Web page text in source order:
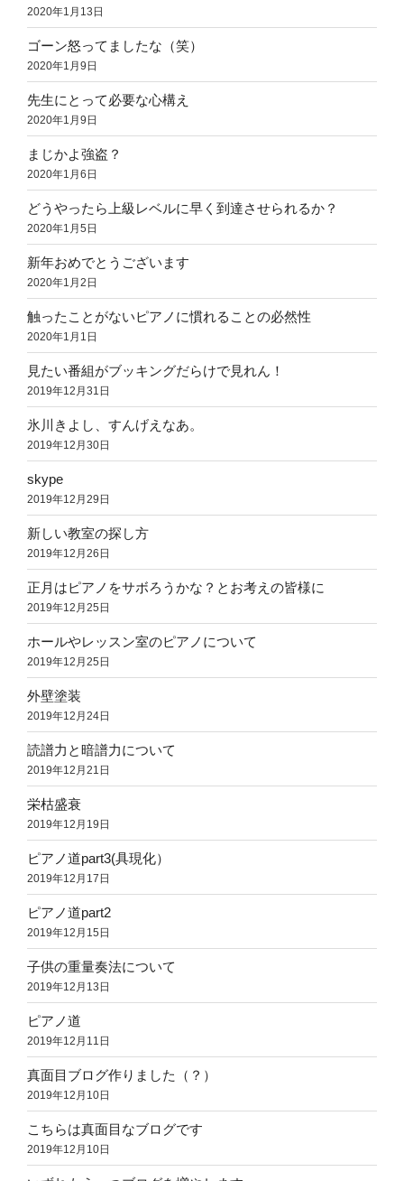
2020年1月13日
ゴーン怒ってましたな（笑）
2020年1月9日
先生にとって必要な心構え
2020年1月9日
まじかよ強盗？
2020年1月6日
どうやったら上級レベルに早く到達させられるか？
2020年1月5日
新年おめでとうございます
2020年1月2日
触ったことがないピアノに慣れることの必然性
2020年1月1日
見たい番組がブッキングだらけで見れん！
2019年12月31日
氷川きよし、すんげえなあ。
2019年12月30日
skype
2019年12月29日
新しい教室の探し方
2019年12月26日
正月はピアノをサボろうかな？とお考えの皆様に
2019年12月25日
ホールやレッスン室のピアノについて
2019年12月25日
外壁塗装
2019年12月24日
読譜力と暗譜力について
2019年12月21日
栄枯盛衰
2019年12月19日
ピアノ道part3(具現化）
2019年12月17日
ピアノ道part2
2019年12月15日
子供の重量奏法について
2019年12月13日
ピアノ道
2019年12月11日
真面目ブログ作りました（？）
2019年12月10日
こちらは真面目なブログです
2019年12月10日